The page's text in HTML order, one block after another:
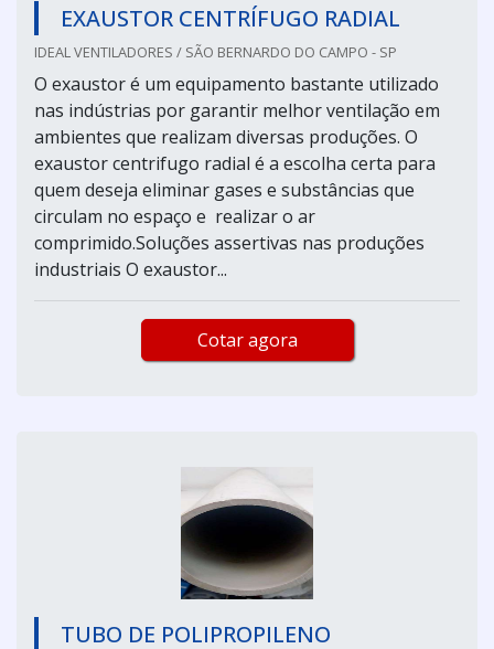
EXAUSTOR CENTRÍFUGO RADIAL
IDEAL VENTILADORES / SÃO BERNARDO DO CAMPO - SP
O exaustor é um equipamento bastante utilizado
nas indústrias por garantir melhor ventilação em
ambientes que realizam diversas produções. O
exaustor centrifugo radial é a escolha certa para
quem deseja eliminar gases e substâncias que
circulam no espaço e realizar o ar
comprimido.Soluções assertivas nas produções
industriais O exaustor...
Cotar agora
TUBO DE POLIPROPILENO